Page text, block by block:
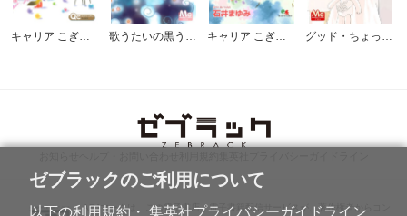
ゼブラックのご利用について
以下の利用規約・ 集英社プライバシーガイドライン
キャリア こぎつね きんのまち 歌うたいの黒うさぎ キャリア こぎつね きんのもり グッド・ちょっと・パーフェクト
ABJマークは、この電子書店・電子書籍配信サービスが、著作権者からコン